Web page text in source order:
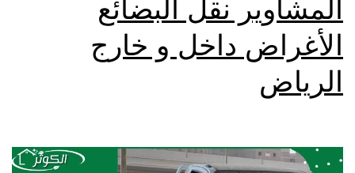
المشاوير نقل البضائع
الأغراض داخل و خارج
الرياض